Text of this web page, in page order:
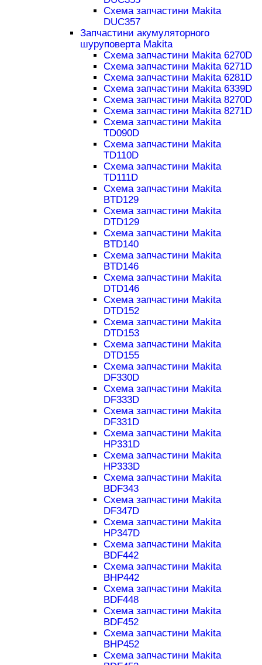
Схема запчастини Makita
DUC357
Запчастини акумуляторного
шуруповерта Makita
Схема запчастини Makita 6270D
Схема запчастини Makita 6271D
Схема запчастини Makita 6281D
Схема запчастини Makita 6339D
Схема запчастини Makita 8270D
Схема запчастини Makita 8271D
Схема запчастини Makita
TD090D
Схема запчастини Makita
TD110D
Схема запчастини Makita
TD111D
Схема запчастини Makita
BTD129
Схема запчастини Makita
DTD129
Схема запчастини Makita
BTD140
Схема запчастини Makita
BTD146
Схема запчастини Makita
DTD146
Схема запчастини Makita
DTD152
Схема запчастини Makita
DTD153
Схема запчастини Makita
DTD155
Схема запчастини Makita
DF330D
Схема запчастини Makita
DF333D
Схема запчастини Makita
DF331D
Схема запчастини Makita
HP331D
Схема запчастини Makita
HP333D
Схема запчастини Makita
BDF343
Схема запчастини Makita
DF347D
Схема запчастини Makita
HP347D
Схема запчастини Makita
BDF442
Схема запчастини Makita
BHP442
Схема запчастини Makita
BDF448
Схема запчастини Makita
BDF452
Схема запчастини Makita
BHP452
Схема запчастини Makita